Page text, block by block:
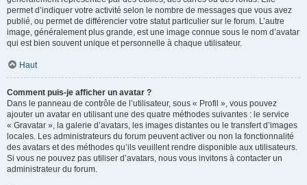
permet d’indiquer votre activité selon le nombre de messages que vous avez
publié, ou permet de différencier votre statut particulier sur le forum. L’autre
image, généralement plus grande, est une image connue sous le nom d’avatar
qui est bien souvent unique et personnelle à chaque utilisateur.
Haut
Comment puis-je afficher un avatar ?
Dans le panneau de contrôle de l’utilisateur, sous « Profil », vous pouvez
ajouter un avatar en utilisant une des quatre méthodes suivantes : le service
« Gravatar », la galerie d’avatars, les images distantes ou le transfert d’images
locales. Les administrateurs du forum peuvent activer ou non la fonctionnalité
des avatars et des méthodes qu’ils veuillent rendre disponible aux utilisateurs.
Si vous ne pouvez pas utiliser d’avatars, nous vous invitons à contacter un
administrateur du forum.